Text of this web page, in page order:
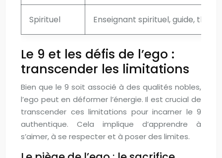
Spirituel Enseignant spirituel, guide,
Le 9 et les défis de l’ego :
transcender les limitations
Bien que le 9 soit associé à des qualités nobles,
l’ego peut en déformer l’énergie. Il est crucial de
transcender ces limitations pour incarner le 9
authentique. Cela implique d’apprendre à
s’aimer, à se respecter et à poser des limites.